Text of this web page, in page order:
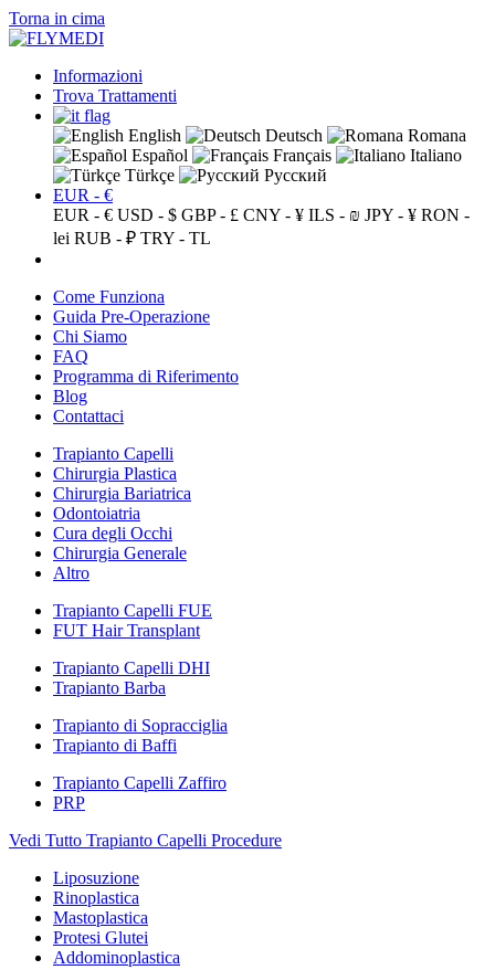
Torna in cima
Informazioni
Trova Trattamenti
English Deutsch
Romana
Español
Français
Italiano
Türkçe
Русский
EUR - €
EUR - € USD - $ GBP - £ CNY - ¥ ILS - ₪ JPY - ¥ RON -
lei RUB - ₽ TRY - TL
Come Funziona
Guida Pre-Operazione
Chi Siamo
FAQ
Programma di Riferimento
Blog
Contattaci
Trapianto Capelli
Chirurgia Plastica
Chirurgia Bariatrica
Odontoiatria
Cura degli Occhi
Chirurgia Generale
Altro
Trapianto Capelli FUE
FUT Hair Transplant
Trapianto Capelli DHI
Trapianto Barba
Trapianto di Sopracciglia
Trapianto di Baffi
Trapianto Capelli Zaffiro
PRP
Vedi Tutto Trapianto Capelli Procedure
Liposuzione
Rinoplastica
Mastoplastica
Protesi Glutei
Addominoplastica